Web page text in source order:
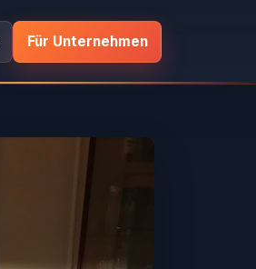
Für Unternehmen